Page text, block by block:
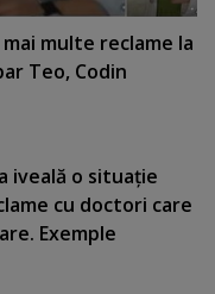
multe reclame la
Teo, Codin
iveală o situaţie
cu doctori care
Exemple